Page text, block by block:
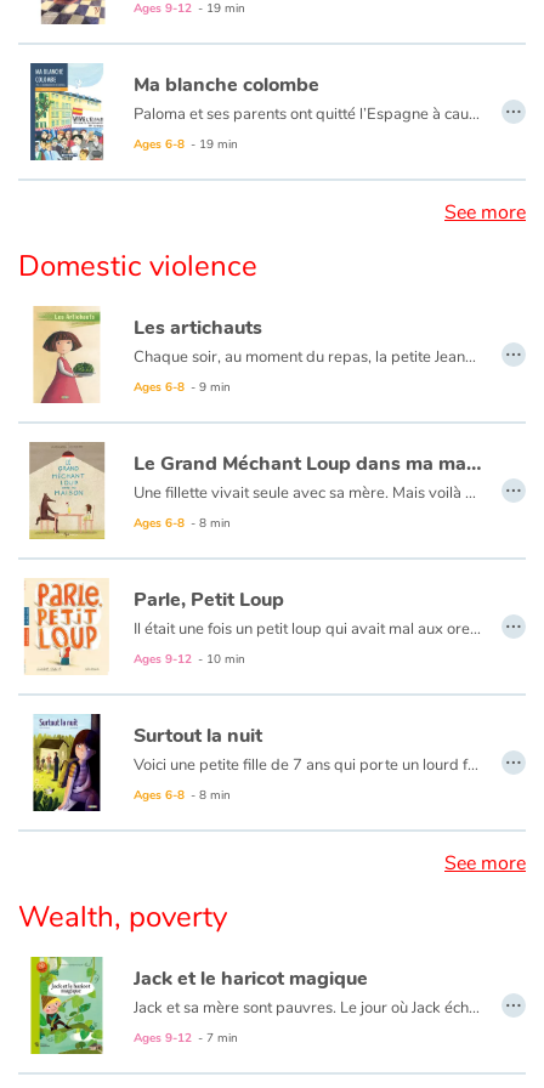
Blog
Learn french with Storyplay'r
French book lists for children
Activities and workshops
Dyslexia and reading disorders
Ages 9-12 - 19 min
Ma blanche colombe
Paloma et ses parents ont quitté l’Espagne à cause de la guerre. Pourtant à Paris aussi, on parle du dictateur Franco, surtout depuis qu’il a bombardé la ville de Guernica. Lors de la manifestation du 1er mai, Paloma trouve une colombe blessée. Elle la soigne, la nourrit, et son père lui construit une cage. L’oiseau, blotti au creux de son épaule, l’accompagne partout. Au cours de l'une de ses promenades dans les rues de Paris avec sa colombe, Paloma échange quelques mots avec un homme qui marque son esprit. Elle comprendra plus tard, face au tableau de
Ages 6-8 - 19 min
…
See more
Domestic violence
Les artichauts
Chaque soir, au moment du repas, la petite Jeanne est inquiète. Elle attend sans faire de bruit. Et ce qu'elle redoute finit toujours par arriver : la dispute, la colère, les cris. Jeanne a peur. Elle s'enfuit parfois, chez Mamie ou dans la plaine, sur son vélo bleu. Mais ce soir, il pleut et il fait nuit.... Alors elle ferme les yeux, elle appuie très fort ses mains sur ses oreilles et elle s'évade, loin, très loin d'ici, là où sa vie est belle, là où sa vie sera belle...
Ages 6-8 - 9 min
…
Le Grand Méchant Loup dans ma maison
Une fillette vivait seule avec sa mère. Mais voilà que cette dernière tombe amoureuse… et qu’elle fait entrer, sans le savoir, le grand méchant loup dans leur maison. Dès lors, les sourires tombent. Et les hurlements commencent. La fillette porte maintenant des manches longues et bâtit un rempart de briques autour de son coeur. Sa mère et elle pourront-elles s’en sortir alors que le loup devient de plus en plus féroce ?
Une partie du prix de vente de ce livre est reversé à SOS Violence conjugale (Canada) et Solidarité Femmes (France).
Ages 6-8 - 8 min
…
Parle, Petit Loup
Il était une fois un petit loup qui avait mal aux oreilles. Cela n'avait rien à voir avec une maladie quelconque. Ce petit loup-là avait entendu trop de cris, trop de choses qui lui faisaient mal, et ses oreilles refusaient d'écouter ! Dans un contexte familial violent, Petit Loup cherche à dire sa peine... à maman ? À l'enseignante ? À un ami ? La honte l'empêche de parler. Ce n'est que dans les bras de grand-maman qu'il pourra enfin dire son lourd secret. Cet entretien en entraînera un autre, cette fois avec le père.
Ages 9-12 - 10 min
…
Surtout la nuit
Voici une petite fille de 7 ans qui porte un lourd fardeau. Ce qu’elle subit, elle ne peut en parler à personne. Elle aurait trop peur qu’on la traite de menteuse. Et puis, autour d’elle, personne ne comprendrait, il est si gentil... « C’est notre petit secret », lui dit-il, à chaque fois qu’il lui rend visite, la nuit. Incapable de lui dire non, elle se sent coupable. Son quotidien en est bouleversé, à la maison comme à l’école, où elle suffoque parfois au milieu d’une dictée, assaillie par de sombres images. Puis un jour, il ne vient plus. Peu à peu, elle reprend goût à la vie. Jusqu’à cette fameuse nuit où elle le surprend qui sort de la chambre de sa petite sœur. Elle réalise alors qu’avec elle aussi, il a un petit secret. Cette révélation, comme un électrochoc, la décide à parler, pour que cela s’arrête enfin.
Ages 6-8 - 8 min
…
See more
Wealth, poverty
Jack et le haricot magique
Jack et sa mère sont pauvres. Le jour où Jack échange leur chèvre contre six graines de haricots, sa mère se fâche. Mais les graines sont en réalité magiques ! En une seule nuit, elles poussent et forment une immense échelle de verdure, semblable à un haricot géant. Jack grimpe jusqu'à son sommet et, au-delà des nuages, pénètre dans la demeure inquiétante d'un
Ages 9-12 - 7 min
…